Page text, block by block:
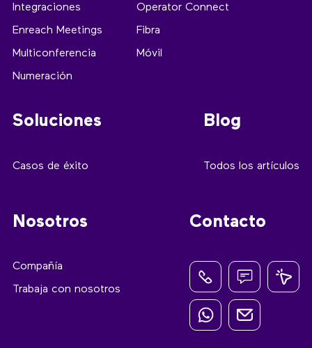
Integraciones
Enreach Meetings
Multiconferencia
Numeración
Operator Connect
Fibra
Móvil
Soluciones
Casos de éxito
Blog
Todos los artículos
Nosotros
Compañía
Trabaja con nosotros
Contacto